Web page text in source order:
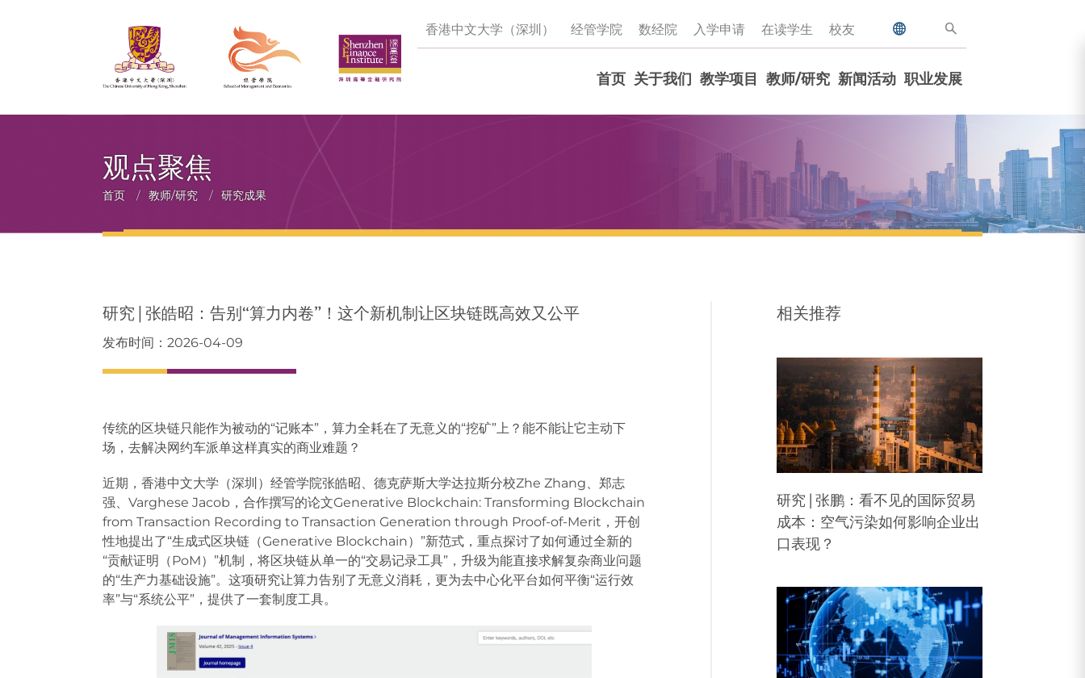
香港中文大学（深圳） 经管学院 数经院 入学申请 在读学生 校友
首页 关于我们 教学项目 教师/研究 新闻活动 职业发展
观点聚焦
面
包
首页 / 教师/研究 / 研究成果
研究 | 张皓昭：告别“算力内卷”！这个新机制让区块链既高效又公平
发布时间：2026-04-09
传统的区块链只能作为被动的“记账本”，算力全耗在了无意义的“挖矿”上？能不能让它主动下
场，去解决网约车派单这样真实的商业难题？
近期，香港中文大学（深圳）经管学院张皓昭、德克萨斯大学达拉斯分校Zhe Zhang、郑志
强、Varghese Jacob，合作撰写的论文Generative Blockchain: Transforming Blockchain
from Transaction Recording to Transaction Generation through Proof-of-Merit，开创
性地提出了“生成式区块链（Generative Blockchain）”新范式，重点探讨了如何通过全新的
“贡献证明（PoM）”机制，将区块链从单一的“交易记录工具”，升级为能直接求解复杂商业问题
的“生产力基础设施”。这项研究让算力告别了无意义消耗，更为去中心化平台如何平衡“运行效
率”与“系统公平”，提供了一套制度工具。
相关推荐
研究 | 张鹏：看不见的国际贸易
成本：空气污染如何影响企业出
口表现？